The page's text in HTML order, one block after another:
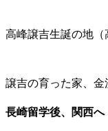
高峰譲吉生誕の地（
譲吉の育った家、
長崎留学後、関西へ